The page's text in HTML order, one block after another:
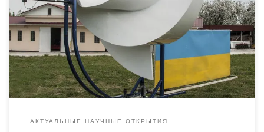
наук, президента Академии Наук Украины Алексея
Онипко. Особенностью ветророторов его конструкции
является необычная форма, которая обеспечивает
высокую эффективность, одновременно делая работу
устройства практически неслышной. В традиционных
ветрогенераторах применяются различные лопасти, в
своем же ветряке, […]
АКТУАЛЬНЫЕ НАУЧНЫЕ ОТКРЫТИЯ